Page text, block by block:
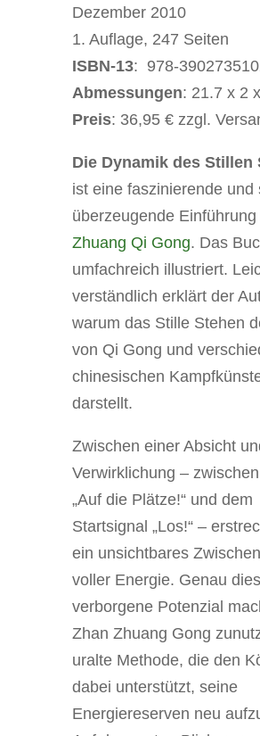
Dezember 2010
1. Auflage, 247 Seiten
ISBN-13: 978-
Abmessungen: 21.7 x 2
Preis: 36,95 € zzgl.
Die Dynamik des Stillen
ist eine faszinierende und
überzeugende Einführung
Zhuang Qi Gong. Das
umfachreich illustriert.
verständlich erklärt der
warum das Stille Stehen
von Qi Gong und
chinesischen
darstellt.
Zwischen einer Absicht
Verwirklichung –
„Auf die Plätze!“ und dem
Startsignal „Los!“ –
ein unsichtbares
voller Energie. Genau
verborgene Potenzial
Zhan Zhuang Gong
uralte Methode, die den
dabei unterstützt, seine
Energiereserven neu